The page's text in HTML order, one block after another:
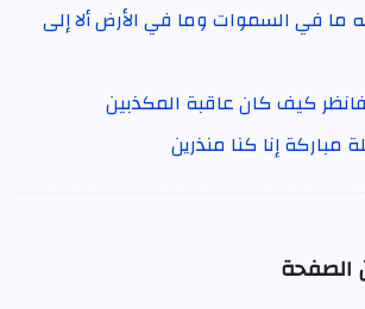
ما في السموات وما في الأرض ألا إلى
كيف كان عاقبة المكذبين
مباركة إنا كنا منذرين
الصفحة